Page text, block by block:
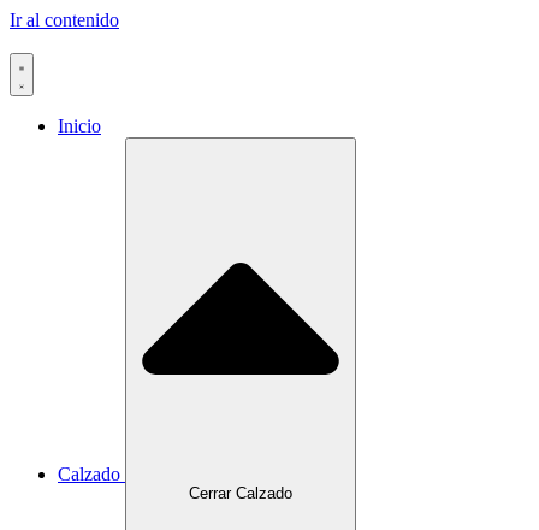
Ir al contenido
Inicio
Calzado
Cerrar Calzado